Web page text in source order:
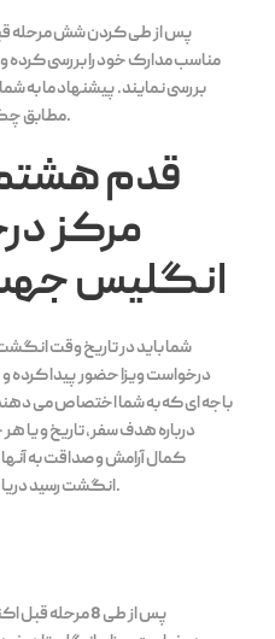
پس از طی کردن شش مرحله
مناسب مدارک خود را بررسی کرده و
بررسی نمایند. پیشنهاد ما به
مطابق چک لیست ارائه داده شده مرتب نمایید.
قدم
مرکز
انگلیس جهت
شما باید در تاریخ وقت
درخواست ویزا حضور پیدا کرده
باجه ای که به شما اختصاص می
درباره هدف سفر، تاریخ و یا
کمال آرامش و صداقت به
انگشت رسید دریافت پاسپورت به شما ارائه خواهد شد.
پس از طی 8